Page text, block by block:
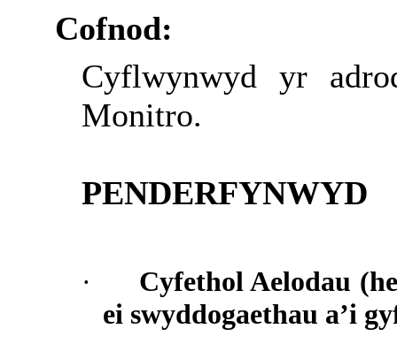
Cofnod:
Cyflwynwyd yr
Monitro.
PENDERFYNWYD
·
Cyfethol Aelodau
ei swyddogaethau a’i